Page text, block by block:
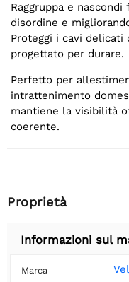
Raggruppa e
disordine e
Proteggi i cavi
progettato per durare.
Perfetto per
intrattenimento
mantiene la visibilità
coerente.
Proprietà
Informazioni sul
Marca